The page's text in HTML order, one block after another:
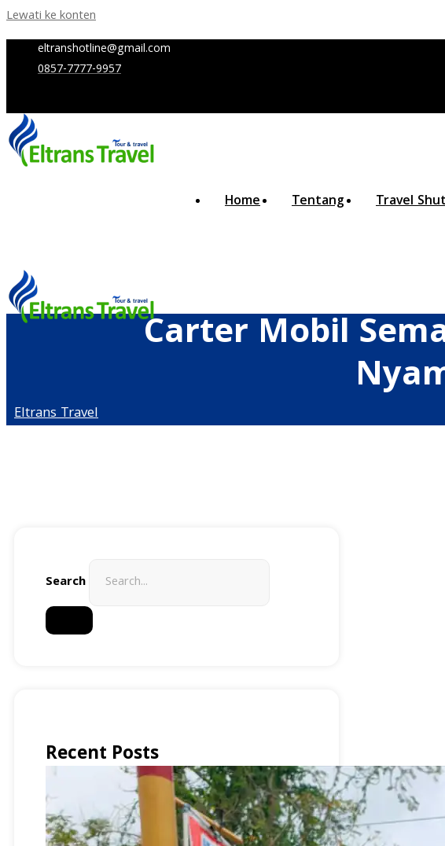
Lewati ke konten
eltranshotline@gmail.com
0857-7777-9957
Home Tentang Travel
Carter Mobil
Eltrans Travel
Search
Recent Posts